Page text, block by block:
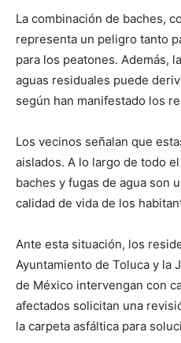
La combinación de baches,
representa un peligro tanto
para los peatones. Además,
aguas residuales puede
según han manifestado los
Los vecinos señalan que
aislados. A lo largo de todo
baches y fugas de agua son
calidad de vida de los
Ante esta situación, los
Ayuntamiento de Toluca y la
de México intervengan con
afectados solicitan una
la carpeta asfáltica para